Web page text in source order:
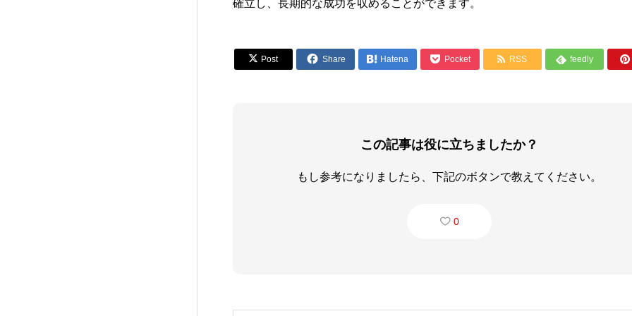
確立し、長期的な成功を収めることができます。
 Post  Share  Hatena  Pocket  RSS  feedly 
この記事は役に立ちましたか？
もし参考になりましたら、下記のボタンで教えてください。
0